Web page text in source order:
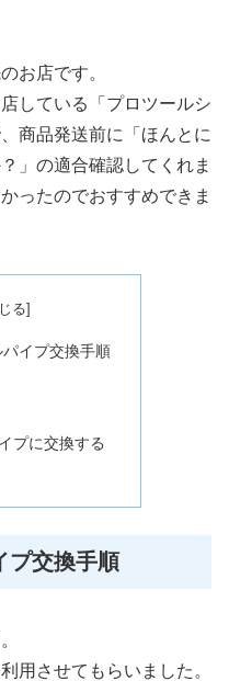
お店です。
している「プロツールシ
商品発送前に「ほんとに
」の適合確認してくれま
ったのでおすすめできま
イプ交換手順
プに交換する
プ交換手順
用させてもらいました。